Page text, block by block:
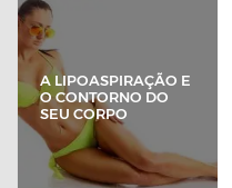
A LIPOASPIRAÇÃO E
O CONTORNO DO
SEU CORPO